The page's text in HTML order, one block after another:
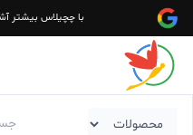
با چچیلاس بیشتر